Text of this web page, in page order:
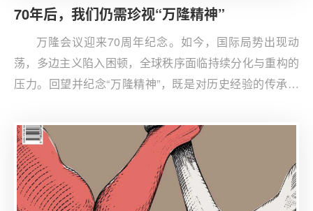
70年后，我们仍需珍视“万隆精神”
万隆会议迎来70周年纪念。如今，国际局势出现动
荡，多边主义陷入困顿，全球秩序面临持续分化与重构的
压力。回望并纪念“万隆精神”，既是对历史经验的传承，